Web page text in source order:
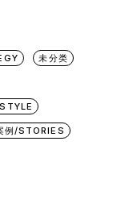
未分类
例/STORIES